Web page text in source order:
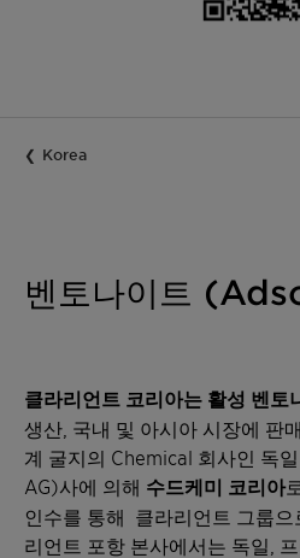
Korea
벤토나이트
클라리언트 코리아는 활성 벤토
생산, 국내 및 아시아 시장에 판
계 굴지의 Chemical 회사인 독
AG)사에 의해 수드케미 코리아
인수를 통해 클라리언트 그룹
리언트 포항 본사에서는 독일,